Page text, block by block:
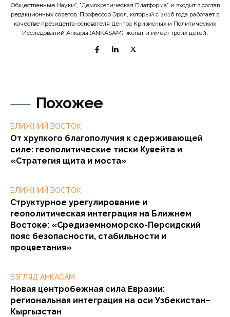
Похожее
БЛИЖНИЙ ВОСТОК
От хрупкого благополучия к сдерживающей
силе: геополитические тиски Кувейта и
«Стратегия щита и моста»
БЛИЖНИЙ ВОСТОК
Структурное урегулирование и
геополитическая интеграция на Ближнем
Востоке: «Средиземноморско-Персидский
пояс безопасности, стабильности и
процветания»
ВЗГЛЯД АНКАСАМ
Новая центробежная сила Евразии:
региональная интеграция на оси Узбекистан–
Кыргызстан
Общественные Науки", "Демократическая Платформа" и входит в состав
редакционных советов. Профессор Эрол, который с 2016 года работает в
качестве президента-основателя Центра Кризисных и Политических
Исследований Анкары (ANKASAM), женат и имеет троих детей.